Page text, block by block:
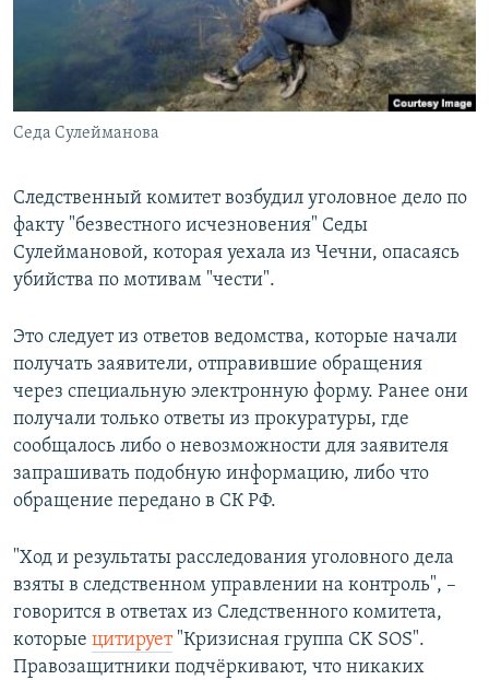
СОЦИАЛЬНЫЕ СЕТИ
Все сайты РСЕ/РС
Седа Сулейманова
Следственный комитет возбудил уголовное дело по
факту "безвестного исчезновения" Седы
Сулеймановой, которая уехала из Чечни, опасаясь
убийства по мотивам "чести".
Это следует из ответов ведомства, которые начали
получать заявители, отправившие обращения
через специальную электронную форму. Ранее они
получали только ответы из прокуратуры, где
сообщалось либо о невозможности для заявителя
запрашивать подобную информацию, либо что
обращение передано в СК РФ.
"Ход и результаты расследования уголовного дела
взяты в следственном управлении на контроль", –
говорится в ответах из Следственного комитета,
которые цитирует"Кризисная группа CK SOS".
Правозащитники подчёркивают, что никаких